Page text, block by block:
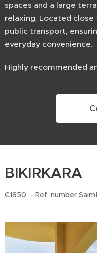
spaces and a large
relaxing. Located close
public transport,
everyday convenience.
Highly recommended
BIKIRKARA
€1850 - Ref. number